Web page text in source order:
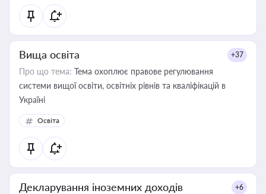
Вища освіта +37
Про що тема: Тема охоплює правове регулювання
системи вищої освіти, освітніх рівнів та кваліфікацій в
Україні
Освіта
Декларування іноземних доходів +6